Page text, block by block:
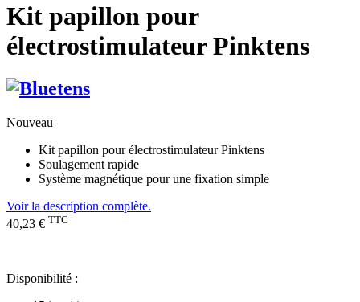
Kit papillon pour
électrostimulateur Pinktens
Nouveau
Kit papillon pour électrostimulateur Pinktens
Soulagement rapide
Système magnétique pour une fixation simple
Voir la description complète.
40,23 € TTC
Disponibilité :